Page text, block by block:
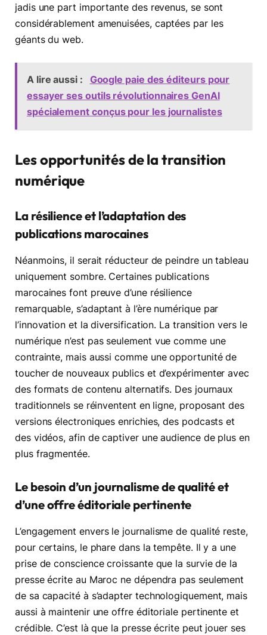
jadis une part importante des revenus, se sont
considérablement amenuisées, captées par les
géants du web.
A lire aussi :
Google paie des éditeurs pour
essayer ses outils révolutionnaires GenAI
spécialement conçus pour les journalistes
Les opportunités de la transition
numérique
La résilience et l’adaptation des
publications marocaines
Néanmoins, il serait réducteur de peindre un tableau
uniquement sombre. Certaines publications
marocaines font preuve d’une résilience
remarquable, s’adaptant à l’ère numérique par
l’innovation et la diversification. La transition vers le
numérique n’est pas seulement vue comme une
contrainte, mais aussi comme une opportunité de
toucher de nouveaux publics et d’expérimenter avec
des formats de contenu alternatifs. Des journaux
traditionnels se réinventent en ligne, proposant des
versions électroniques enrichies, des podcasts et
des vidéos, afin de captiver une audience de plus en
plus fragmentée.
Le besoin d’un journalisme de qualité et
d’une offre éditoriale pertinente
L’engagement envers le journalisme de qualité reste,
pour certains, le phare dans la tempête. Il y a une
prise de conscience croissante que la survie de la
presse écrite au Maroc ne dépendra pas seulement
de sa capacité à s’adapter technologiquement, mais
aussi à maintenir une offre éditoriale pertinente et
crédible. C’est là que la presse écrite peut jouer ses